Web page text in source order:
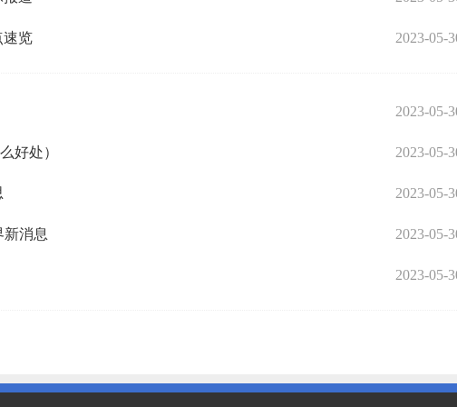
速览 2023-05-
2023-05-
好处） 2023-05-
2023-05-
消息 2023-05-
2023-05-